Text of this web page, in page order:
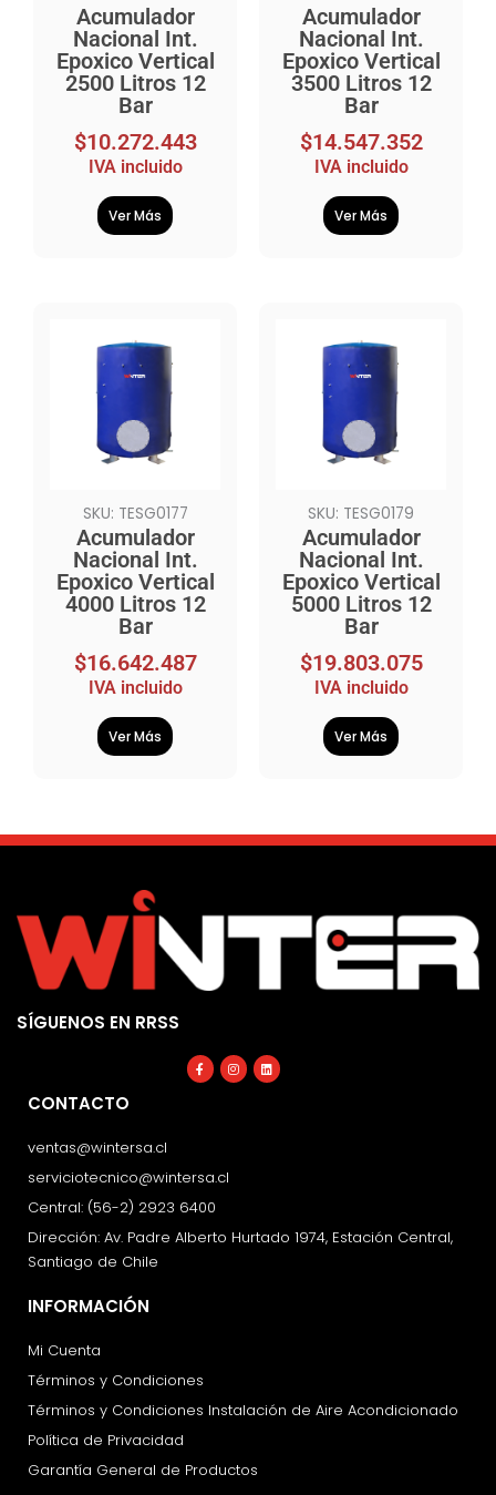
Acumulador
Nacional Int.
Epoxico Vertical
2500 Litros 12
Bar
$10.272.443
IVA incluido
Ver Más
Acumulador
Nacional Int.
Epoxico Vertical
3500 Litros 12
Bar
$14.547.352
IVA incluido
Ver Más
SKU: TESG0177
Acumulador
Nacional Int.
Epoxico Vertical
4000 Litros 12
Bar
$16.642.487
IVA incluido
Ver Más
SKU: TESG0179
Acumulador
Nacional Int.
Epoxico Vertical
5000 Litros 12
Bar
$19.803.075
IVA incluido
Ver Más
SÍGUENOS EN RRSS
Facebook-
f
Instagram
Linkedin
CONTACTO
ventas@wintersa.cl
serviciotecnico@wintersa.cl
Central: (56-2) 2923 6400
Dirección: Av. Padre Alberto Hurtado 1974, Estación Central,
Santiago de Chile
INFORMACIÓN
Mi Cuenta
Términos y Condiciones
Términos y Condiciones Instalación de Aire Acondicionado
Política de Privacidad
Garantía General de Productos